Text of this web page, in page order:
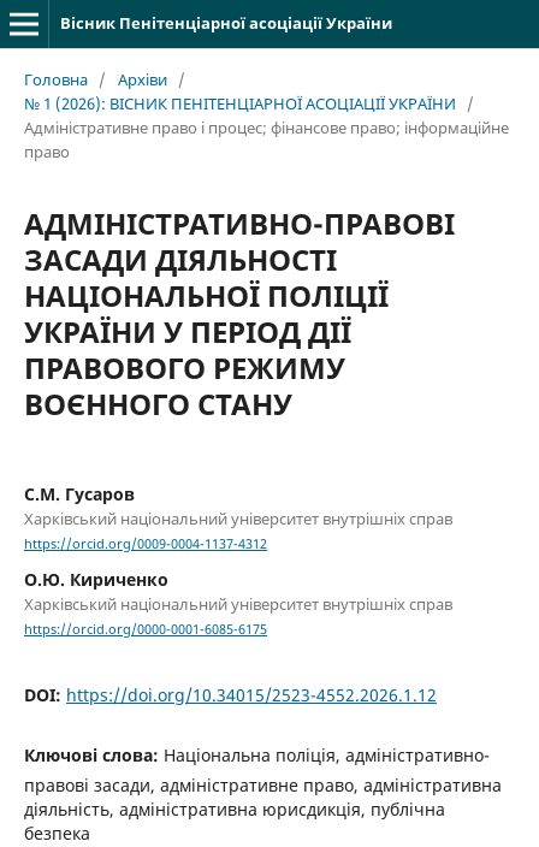
Вісник Пенітенціарної асоціації України
Головна / Архіви /
№ 1 (2026): ВІСНИК ПЕНІТЕНЦІАРНОЇ АСОЦІАЦІЇ УКРАЇНИ
/
Адміністративне право і процес; фінансове право; інформаційне
право
АДМІНІСТРАТИВНО-ПРАВОВІ
ЗАСАДИ ДІЯЛЬНОСТІ
НАЦІОНАЛЬНОЇ ПОЛІЦІЇ
УКРАЇНИ У ПЕРІОД ДІЇ
ПРАВОВОГО РЕЖИМУ
ВОЄННОГО СТАНУ
С.М. Гусаров
Харківський національний університет внутрішніх справ
https://orcid.org/0009-0004-1137-4312
О.Ю. Кириченко
Харківський національний університет внутрішніх справ
https://orcid.org/0000-0001-6085-6175
DOI: https://doi.org/10.34015/2523-4552.2026.1.12
Ключові слова: Національна поліція, адміністративно-
правові засади, адміністративне право, адміністративна
діяльність, адміністративна юрисдикція, публічна
безпека